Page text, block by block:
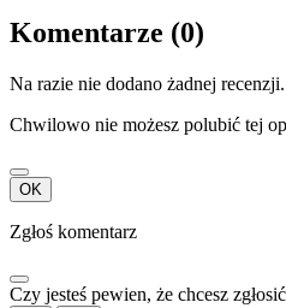
Komentarze (0)
Na razie nie dodano żadnej recenzji.
Chwilowo nie możesz polubić tej
OK
Zgłoś komentarz
Czy jesteś pewien, że chcesz